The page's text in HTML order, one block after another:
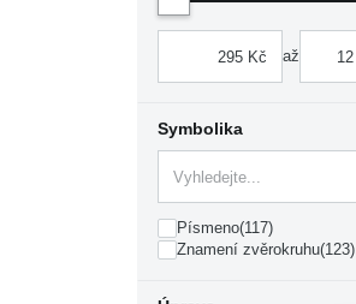
až
Symbolika
Písmeno(117)
Znamení zvěrokruhu(123)